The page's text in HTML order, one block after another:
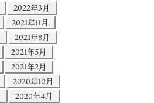
2022年3月
2021年11月
2021年8月
2021年5月
2021年2月
2020年10月
2020年4月